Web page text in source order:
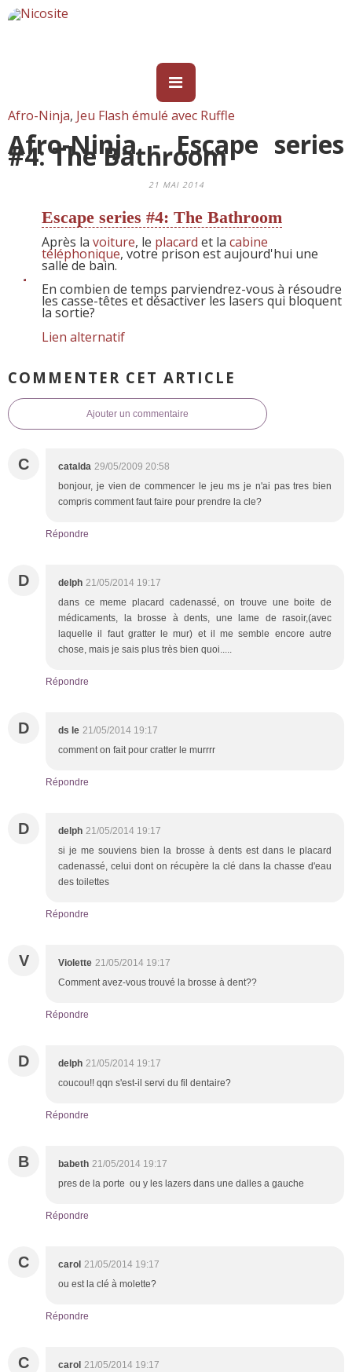
Afro-Ninja, Jeu Flash émulé avec Ruffle
Afro-Ninja - Escape series
#4: The Bathroom
21 MAI 2014
Escape series #4: The Bathroom
Après la voiture, le placard et la cabine
téléphonique, votre prison est aujourd'hui une
salle de bain.
En combien de temps parviendrez-vous à résoudre
les casse-têtes et désactiver les lasers qui bloquent
la sortie?
Lien alternatif
COMMENTER CET ARTICLE
Ajouter un commentaire
C catalda 29/05/2009 20:58
bonjour, je vien de commencer le jeu ms je n'ai pas tres bien
compris comment faut faire pour prendre la cle?
Répondre
D delph 21/05/2014 19:17
dans ce meme placard cadenassé, on trouve une boite de
médicaments, la brosse à dents, une lame de rasoir,(avec
laquelle il faut gratter le mur) et il me semble encore autre
chose, mais je sais plus très bien quoi.....
Répondre
D ds le 21/05/2014 19:17
comment on fait pour cratter le murrrr
Répondre
D delph 21/05/2014 19:17
si je me souviens bien la brosse à dents est dans le placard
cadenassé, celui dont on récupère la clé dans la chasse d'eau
des toilettes
Répondre
V Violette 21/05/2014 19:17
Comment avez-vous trouvé la brosse à dent??
Répondre
D delph 21/05/2014 19:17
coucou!! qqn s'est-il servi du fil dentaire?
Répondre
B babeth 21/05/2014 19:17
pres de la porte ou y les lazers dans une dalles a gauche
Répondre
C carol 21/05/2014 19:17
ou est la clé à molette?
Répondre
C carol 21/05/2014 19:17